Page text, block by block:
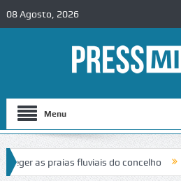
08 Agosto, 2026
Menu
as praias fluviais do concelho